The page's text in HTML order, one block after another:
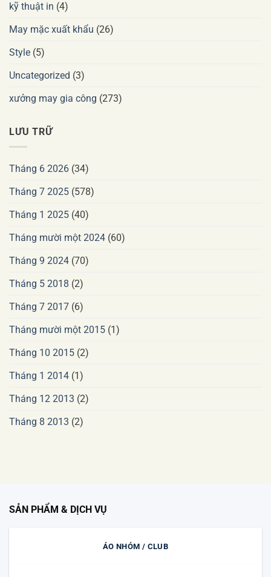
kỹ thuật in (4)
May mặc xuất khẩu (26)
Style (5)
Uncategorized (3)
xưởng may gia công (273)
LƯU TRỮ
Tháng 6 2026 (34)
Tháng 7 2025 (578)
Tháng 1 2025 (40)
Tháng mười một 2024 (60)
Tháng 9 2024 (70)
Tháng 5 2018 (2)
Tháng 7 2017 (6)
Tháng mười một 2015 (1)
Tháng 10 2015 (2)
Tháng 1 2014 (1)
Tháng 12 2013 (2)
Tháng 8 2013 (2)
SẢN PHẨM & DỊCH VỤ
ÁO NHÓM / CLUB